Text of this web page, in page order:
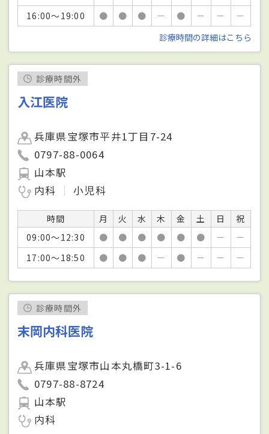
16:00～19:00
● ● ● － ● － －
－
診療時間の詳細はこちら
診療時間外
入江医院
兵庫県宝塚市平井1丁目7-24
0797-88-0064
山本駅
内科
小児科
時間 月 火 水 木 金 土 日
祝
09:00～12:30
● ● ● ● ● ● －
－
17:00～18:50
● ● ● － ● － － －
診療時間外
末岡内科医院
兵庫県宝塚市山本丸橋町3-1-6
0797-88-8724
山本駅
内科